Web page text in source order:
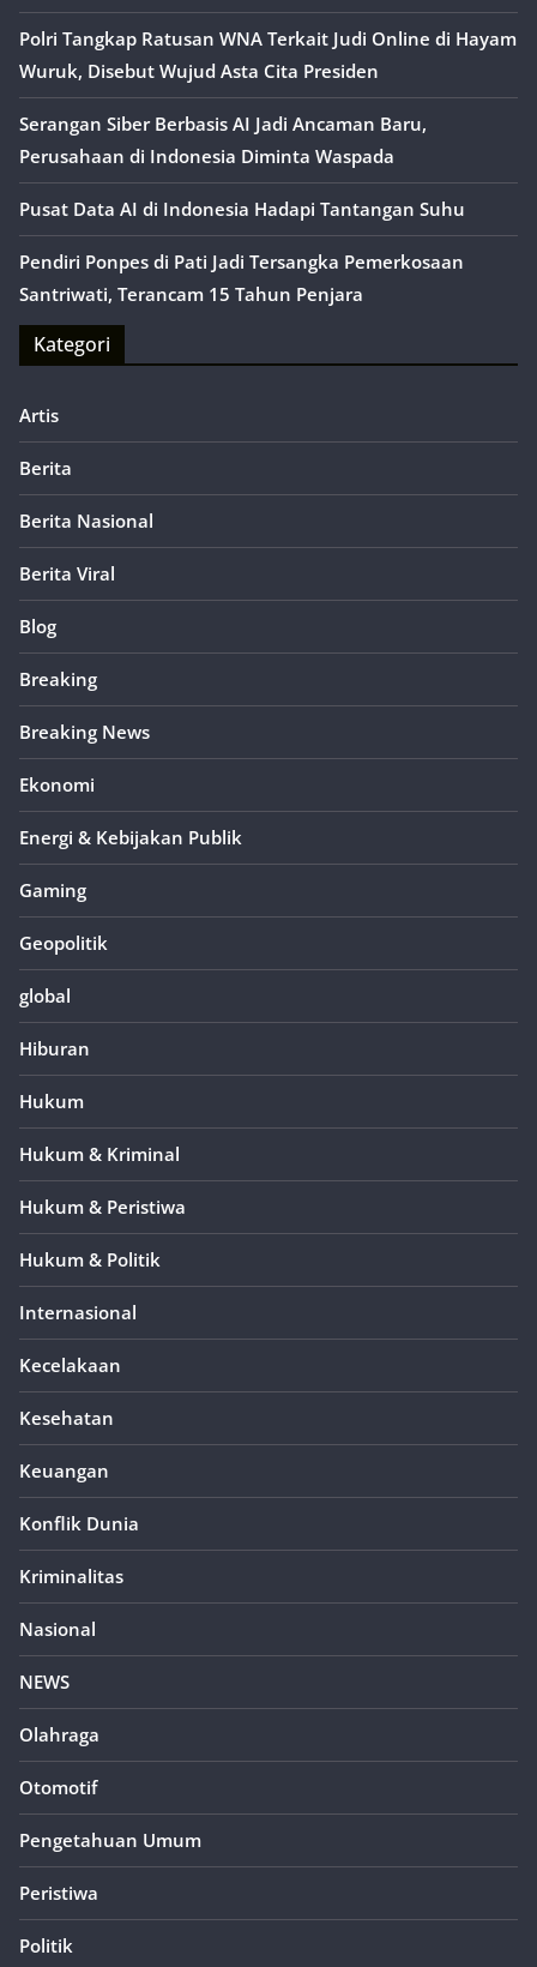
Polri Tangkap Ratusan WNA Terkait Judi Online di Hayam
Wuruk, Disebut Wujud Asta Cita Presiden
Serangan Siber Berbasis AI Jadi Ancaman Baru,
Perusahaan di Indonesia Diminta Waspada
Pusat Data AI di Indonesia Hadapi Tantangan Suhu
Pendiri Ponpes di Pati Jadi Tersangka Pemerkosaan
Santriwati, Terancam 15 Tahun Penjara
Kategori
Artis
Berita
Berita Nasional
Berita Viral
Blog
Breaking
Breaking News
Ekonomi
Energi & Kebijakan Publik
Gaming
Geopolitik
global
Hiburan
Hukum
Hukum & Kriminal
Hukum & Peristiwa
Hukum & Politik
Internasional
Kecelakaan
Kesehatan
Keuangan
Konflik Dunia
Kriminalitas
Nasional
NEWS
Olahraga
Otomotif
Pengetahuan Umum
Peristiwa
Politik